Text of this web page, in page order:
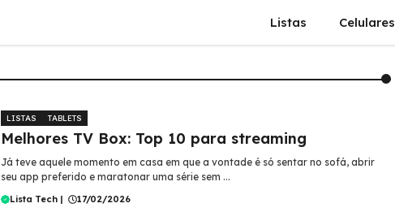
Listas Celulares
LISTAS TABLETS
Melhores TV Box: Top 10 para streaming
Já teve aquele momento em casa em que a vontade é só sentar no sofá, abrir
seu app preferido e maratonar uma série sem ...
Lista Tech | 17/02/2026